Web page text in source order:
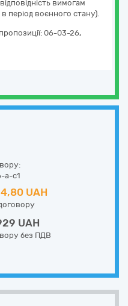
вимогам
період воєнного стану).
06-03-26,
a-c1
UAH
UAH
без ПДВ